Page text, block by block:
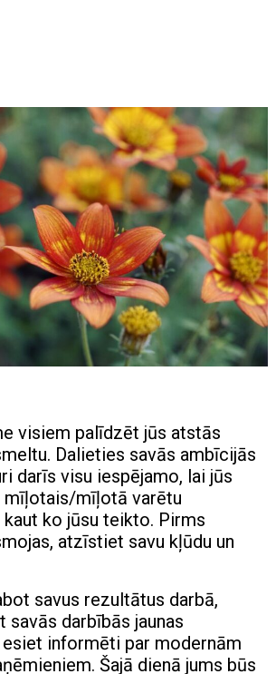
visiem palīdzēt jūs atstās
Dalieties savās ambīcijās
darīs visu iespējamo, lai jūs
mīļotais/mīļotā varētu
ko jūsu teikto. Pirms
atzīstiet savu kļūdu un
savus rezultātus darbā,
darbībās jaunas
informēti par modernām
Šajā dienā jums būs